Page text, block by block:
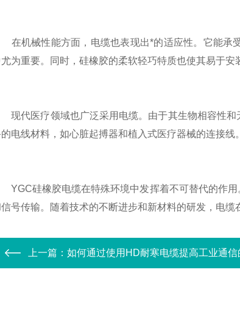
机械性能方面，电缆也表现出*的适应性。它能承
为重要。同时，硅橡胶的柔软轻巧特质也使其易于安
代医疗领域也广泛采用电缆。由于其生物相容性和
电线材料，如心脏起搏器和植入式医疗器械的连接线。
硅橡胶电缆在特殊环境中发挥着不可替代的作用
号传输。随着技术的不断进步和新材料的研发，电
上一篇： 如何通过使用HD耐寒电缆提高工业通信的抗干扰